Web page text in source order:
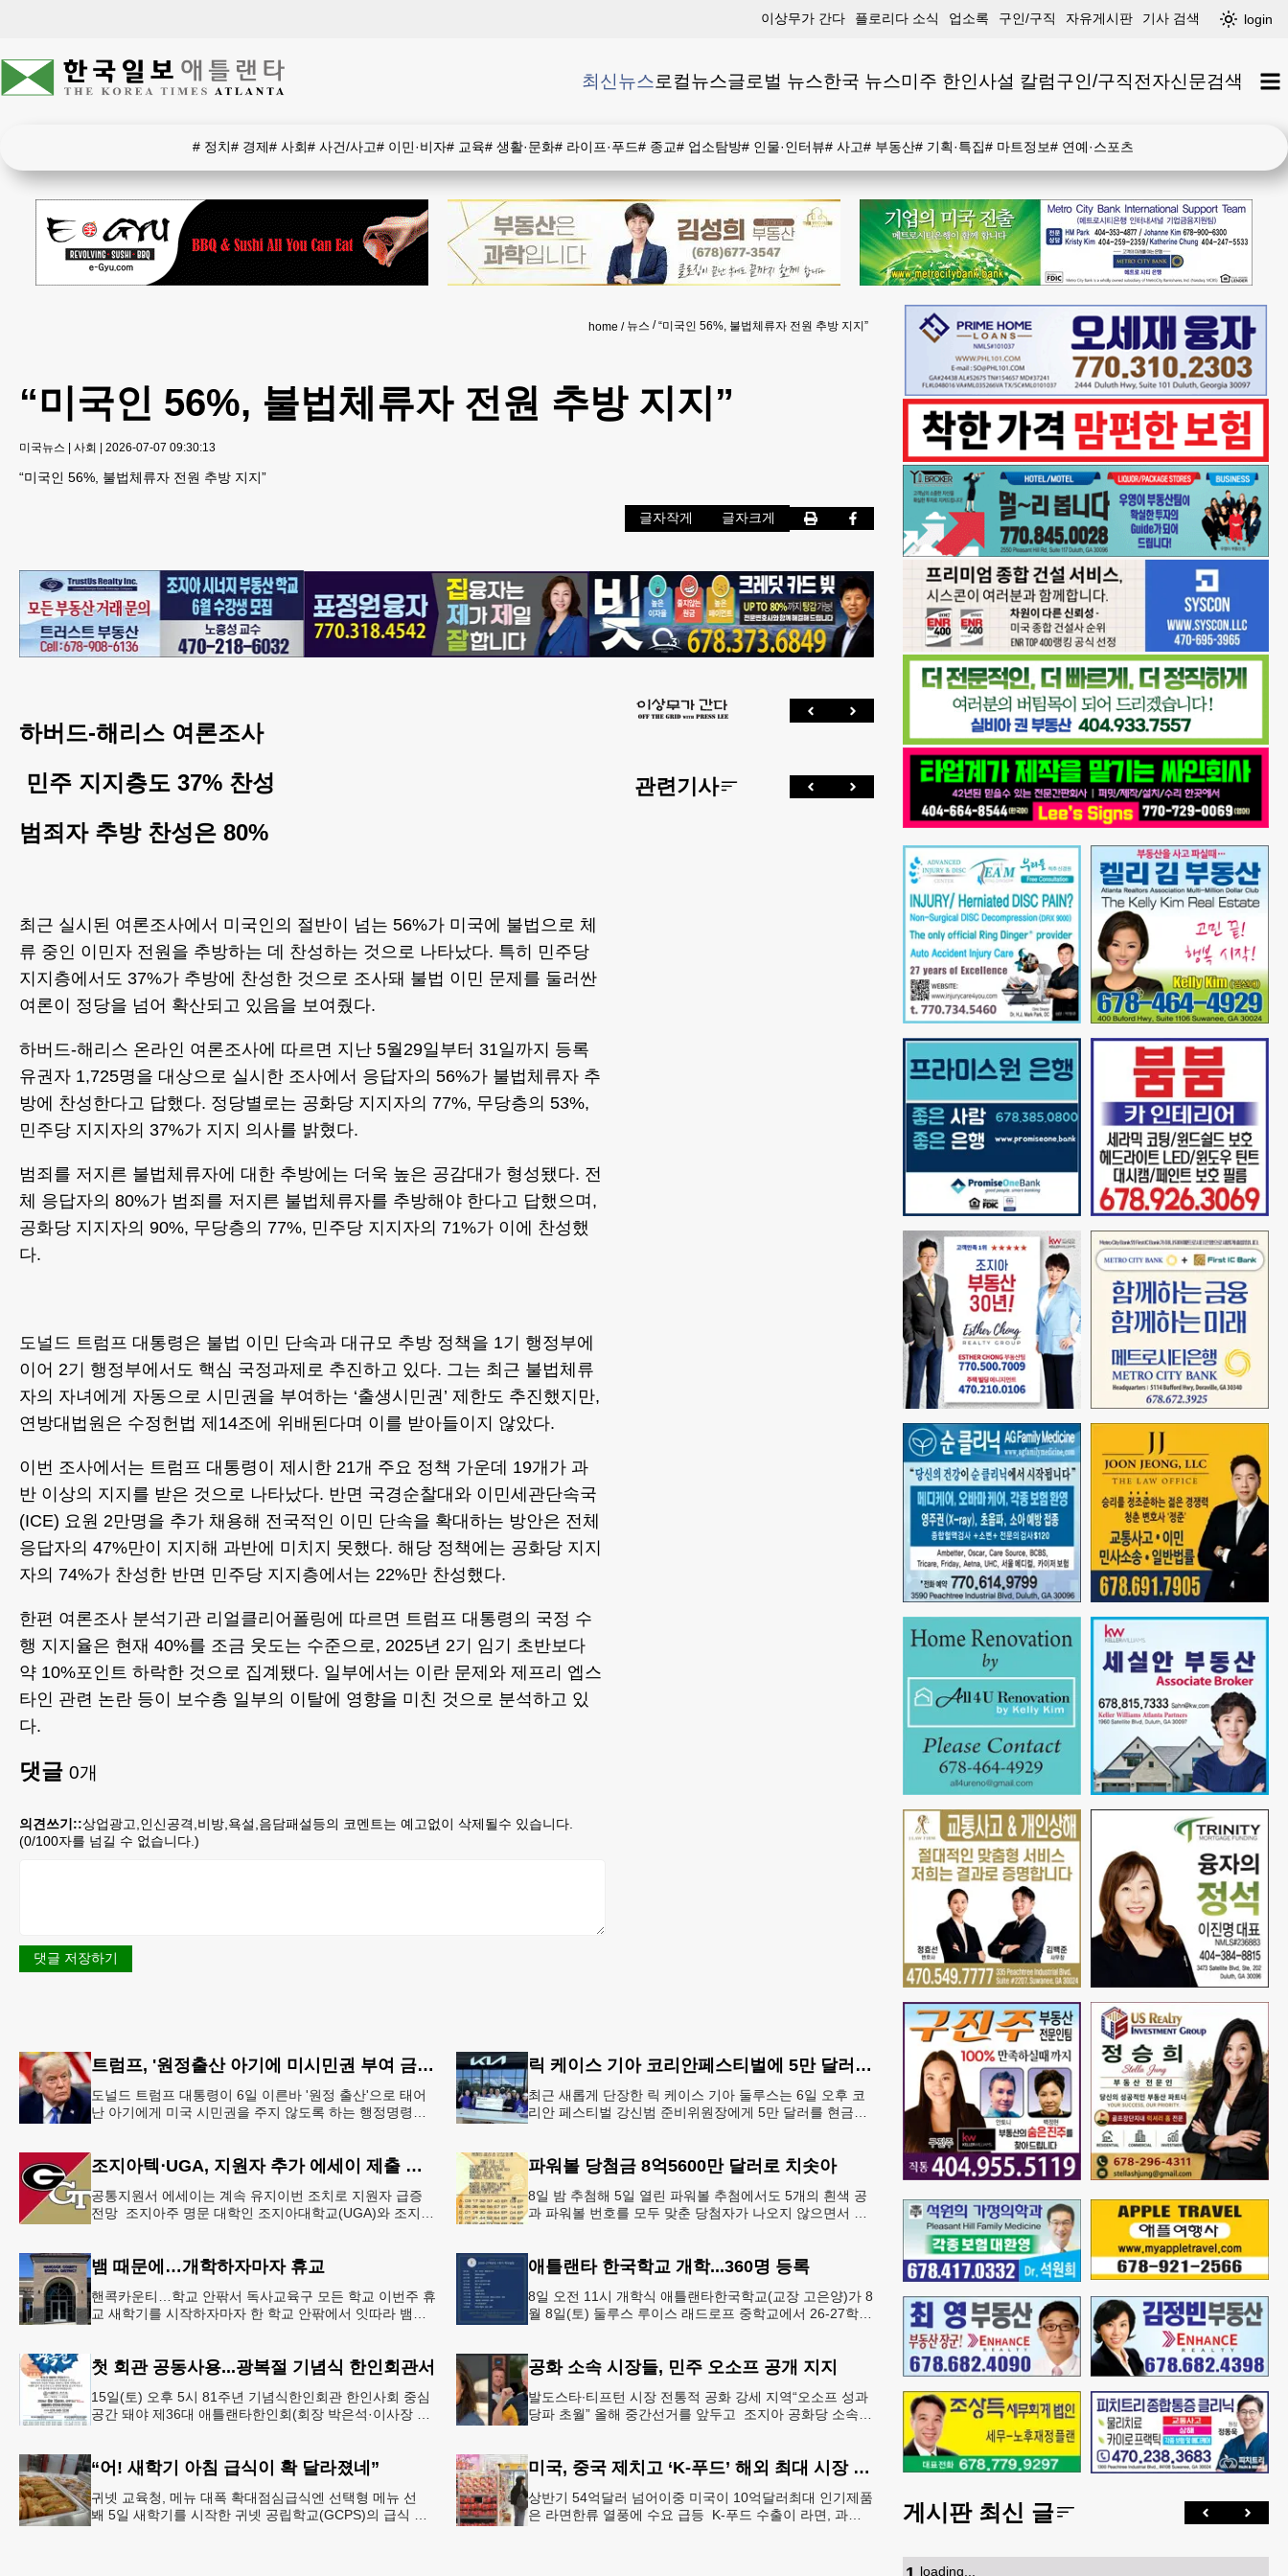
이상무가 간다 플로리다 소식 업소록 구인/구직 자유게시판 기사 검색 login
최신뉴스로컬뉴스글로벌 뉴스한국 뉴스미주 한인사설 칼럼구인/구직전자신문검색
# 정치# 경제# 사회# 사건/사고# 이민·비자# 교육# 생활·문화# 라이프·푸드# 종교# 업소탐방# 인물·인터뷰# 사고# 부동산# 기획·특집# 마트정보# 연예·스포츠
home 뉴스 “미국인 56%, 불법체류자 전원 추방 지지”
“미국인 56%, 불법체류자 전원 추방 지지”
미국뉴스 | 사회 | 2026-07-07 09:30:13
“미국인 56%, 불법체류자 전원 추방 지지”
글자작게 글자크게
하버드-해리스 여론조사
민주 지지층도 37% 찬성
범죄자 추방 찬성은 80%
최근 실시된 여론조사에서 미국인의 절반이 넘는 56%가 미국에 불법으로 체
류 중인 이민자 전원을 추방하는 데 찬성하는 것으로 나타났다. 특히 민주당
지지층에서도 37%가 추방에 찬성한 것으로 조사돼 불법 이민 문제를 둘러싼
여론이 정당을 넘어 확산되고 있음을 보여줬다.
하버드-해리스 온라인 여론조사에 따르면 지난 5월29일부터 31일까지 등록
유권자 1,725명을 대상으로 실시한 조사에서 응답자의 56%가 불법체류자 추
방에 찬성한다고 답했다. 정당별로는 공화당 지지자의 77%, 무당층의 53%,
민주당 지지자의 37%가 지지 의사를 밝혔다.
범죄를 저지른 불법체류자에 대한 추방에는 더욱 높은 공감대가 형성됐다. 전
체 응답자의 80%가 범죄를 저지른 불법체류자를 추방해야 한다고 답했으며,
공화당 지지자의 90%, 무당층의 77%, 민주당 지지자의 71%가 이에 찬성했
다.
도널드 트럼프 대통령은 불법 이민 단속과 대규모 추방 정책을 1기 행정부에
이어 2기 행정부에서도 핵심 국정과제로 추진하고 있다. 그는 최근 불법체류
자의 자녀에게 자동으로 시민권을 부여하는 ‘출생시민권’ 제한도 추진했지만,
연방대법원은 수정헌법 제14조에 위배된다며 이를 받아들이지 않았다.
이번 조사에서는 트럼프 대통령이 제시한 21개 주요 정책 가운데 19개가 과
반 이상의 지지를 받은 것으로 나타났다. 반면 국경순찰대와 이민세관단속국
(ICE) 요원 2만명을 추가 채용해 전국적인 이민 단속을 확대하는 방안은 전체
응답자의 47%만이 지지해 과반에 미치지 못했다. 해당 정책에는 공화당 지지
자의 74%가 찬성한 반면 민주당 지지층에서는 22%만 찬성했다.
한편 여론조사 분석기관 리얼클리어폴링에 따르면 트럼프 대통령의 국정 수
행 지지율은 현재 40%를 조금 웃도는 수준으로, 2025년 2기 임기 초반보다
약 10%포인트 하락한 것으로 집계됐다. 일부에서는 이란 문제와 제프리 엡스
타인 관련 논란 등이 보수층 일부의 이탈에 영향을 미친 것으로 분석하고 있
다.
댓글 0개
의견쓰기::상업광고,인신공격,비방,욕설,음담패설등의 코멘트는 예고없이 삭제될수 있습니다.
(0/100자를 넘길 수 없습니다.)
댓글 저장하기
관련기사
트럼프, '원정출산 아기에 미시민권 부여 금지' 행정명령 서명
도널드 트럼프 대통령이 6일 이른바 '원정 출산'으로 태어
난 아기에게 미국 시민권을 주지 않도록 하는 행정명령에
릭 케이스 기아 코리안페스티벌에 5만 달러 후원
최근 새롭게 단장한 릭 케이스 기아 둘루스는 6일 오후 코
리안 페스티벌 강신범 준비위원장에게 5만 달러를 현금으
조지아텍⋅UGA, 지원자 추가 에세이 제출 폐지
공통지원서 에세이는 계속 유지이번 조치로 지원자 급증
전망 조지아주 명문 대학인 조지아대학교(UGA)와 조지아
파워볼 당첨금 8억5600만 달러로 치솟아
8일 밤 추첨해 5일 열린 파워볼 추첨에서도 5개의 흰색 공
과 파워볼 번호를 모두 맞춘 당첨자가 나오지 않으면서 행
뱀 때문에…개학하자마자 휴교
핸콕카운티…학교 안팎서 독사교육구 모든 학교 이번주 휴
교 새학기를 시작하자마자 한 학교 안팎에서 잇따라 뱀들
애틀랜타 한국학교 개학...360명 등록
8일 오전 11시 개학식 애틀랜타한국학교(교장 고은양)가 8
월 8일(토) 둘루스 루이스 래드로프 중학교에서 26-27학년
첫 회관 공동사용...광복절 기념식 한인회관서
15일(토) 오후 5시 81주년 기념식한인회관 한인사회 중심
공간 돼야 제36대 애틀랜타한인회(회장 박은석·이사장 강
공화 소속 시장들, 민주 오소프 공개 지지
발도스타∙티프턴 시장 전통적 공화 강세 지역“오소프 성과
당파 초월” 올해 중간선거를 앞두고 조지아 공화당 소속
“어! 새학기 아침 급식이 확 달라졌네”
귀넷 교육청, 메뉴 대폭 확대점심급식엔 선택형 메뉴 선
봬 5일 새학기를 시작한 귀넷 공립학교(GCPS)의 급식 메
미국, 중국 제치고 ‘K-푸드’ 해외 최대 시장 부상
상반기 54억달러 넘어이중 미국이 10억달러최대 인기제품
은 라면한류 열풍에 수요 급등 K-푸드 수출이 라면, 과자,
게시판 최신 글
loading...